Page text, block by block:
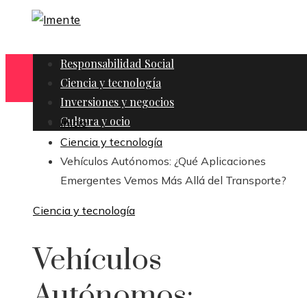
Responsabilidad Social
Ciencia y tecnología
Inversiones y negocios
Cultura y ocio
Inicio
Ciencia y tecnología
Vehículos Autónomos: ¿Qué Aplicaciones
Emergentes Vemos Más Allá del Transporte?
Ciencia y tecnología
Vehículos